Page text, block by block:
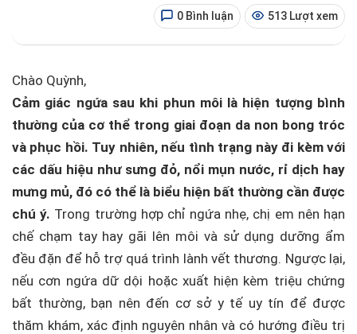
0 Bình luận 513 Lượt xem
Chào Quỳnh,
Cảm giác ngứa sau khi phun môi là hiện tượng bình
thường của cơ thể trong giai đoạn da non bong tróc
và phục hồi. Tuy nhiên, nếu tình trạng này đi kèm với
các dấu hiệu như sưng đỏ, nổi mụn nước, rỉ dịch hay
mưng mủ, đó có thể là biểu hiện bất thường cần được
chú ý. Trong trường hợp chỉ ngứa nhẹ, chị em nên hạn
chế chạm tay hay gãi lên môi và sử dụng dưỡng ẩm
đều đặn để hỗ trợ quá trình lành vết thương. Ngược lại,
nếu cơn ngứa dữ dội hoặc xuất hiện kèm triệu chứng
bất thường, bạn nên đến cơ sở y tế uy tín để được
thăm khám, xác định nguyên nhân và có hướng điều trị